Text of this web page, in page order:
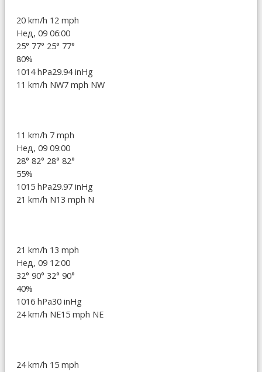
20 km/h 12 mph
Нед, 09 06:00
25° 77° 25° 77°
80%
1014 hPa29.94 inHg
11 km/h NW7 mph NW
11 km/h 7 mph
Нед, 09 09:00
28° 82° 28° 82°
55%
1015 hPa29.97 inHg
21 km/h N13 mph N
21 km/h 13 mph
Нед, 09 12:00
32° 90° 32° 90°
40%
1016 hPa30 inHg
24 km/h NE15 mph NE
24 km/h 15 mph